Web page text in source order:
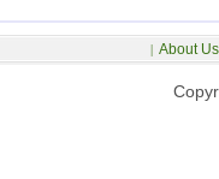
| About Us